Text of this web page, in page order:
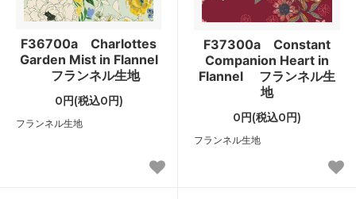
F36700a Charlottes
Garden Mist in Flannel
フランネル生地
0円(税込0円)
フランネル生地
F37300a Constant
Companion Heart in
Flannel フランネル生
地
0円(税込0円)
フランネル生地